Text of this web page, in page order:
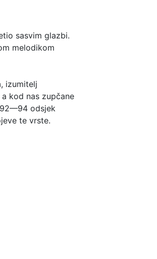
sasvim glazbi.
melodikom
izumitelj
kod nas zupčane
odsjek
te vrste.